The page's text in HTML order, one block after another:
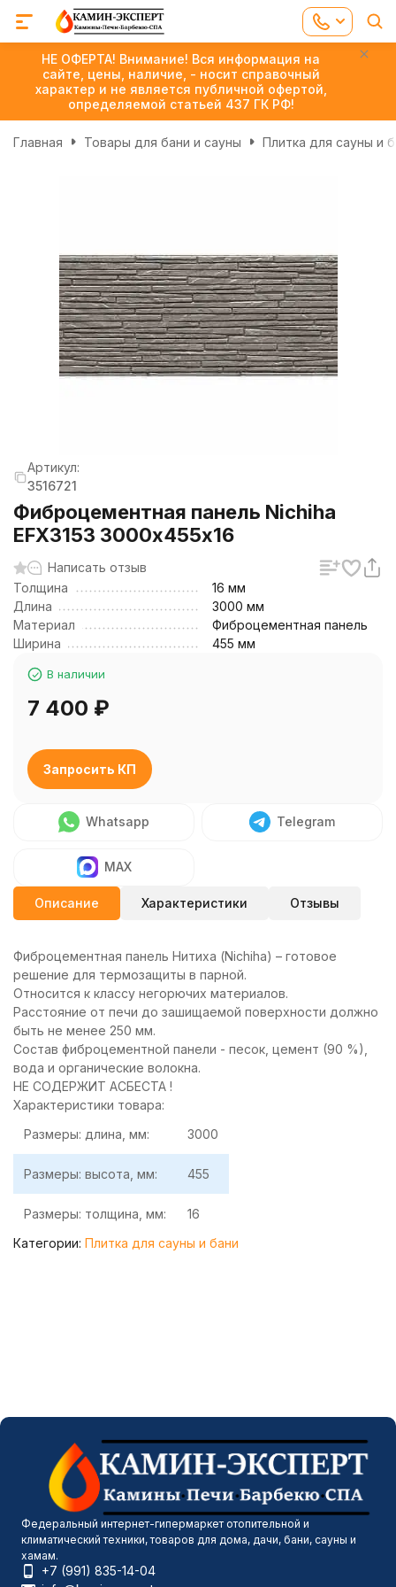
НЕ ОФЕРТА! Внимание! Вся информация на
сайте, цены, наличие, - носит справочный
характер и не является публичной офертой,
определяемой статьей 437 ГК РФ!
Главная Товары для бани и сауны Плитка для сауны и
Артикул:
3516721
Фиброцементная панель Nichiha
EFX3153 3000х455х16
Написать отзыв
Толщина
16 мм
Длина
3000 мм
Материал
Фиброцементная панель
Ширина
455 мм
В наличии
7 400 ₽
Запросить КП
Whatsapp Telegram
MAX
Описание Характеристики Отзывы
Фиброцементная панель Нитиха (Nichiha) – готовое
решение для термозащиты в парной.
Относится к классу негорючих материалов.
Расстояние от печи до зашищаемой поверхности должно
быть не менее 250 мм.
Состав фиброцементной панели - песок, цемент (90 %),
вода и органические волокна.
НЕ СОДЕРЖИТ АСБЕСТА !
Характеристики товара:
Размеры: длина, мм:
3000
Размеры: высота, мм: 455
Размеры: толщина, мм:
16
Категории: Плитка для сауны и бани
Федеральный интернет-гипермаркет отопительной и
климатический техники, товаров для дома, дачи, бани, сауны и
хамам.
+7 (991) 835-14-04